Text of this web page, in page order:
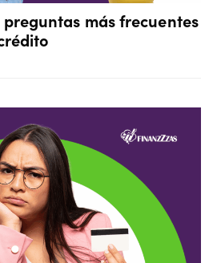
más frecuentes